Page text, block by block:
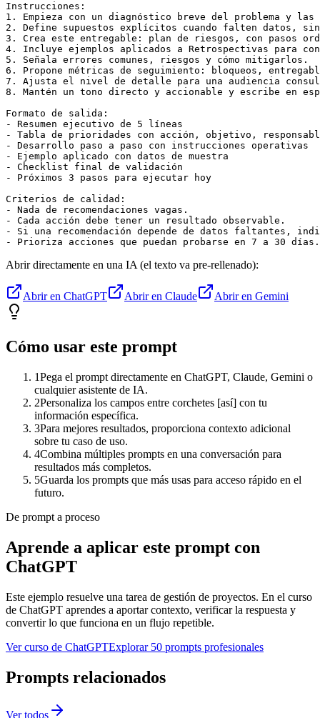
Instrucciones:
1. Empieza con un diagnóstico breve del problema y
2. Define supuestos explícitos cuando falten datos,
3. Crea este entregable: plan de riesgos, con pasos
4. Incluye ejemplos aplicados a Retrospectivas para
5. Señala errores comunes, riesgos y cómo mitigarlos.
6. Propone métricas de seguimiento: bloqueos,
7. Ajusta el nivel de detalle para una audiencia
8. Mantén un tono directo y accionable y escribe en
Formato de salida:
- Resumen ejecutivo de 5 líneas
- Tabla de prioridades con acción, objetivo,
- Desarrollo paso a paso con instrucciones operativas
- Ejemplo aplicado con datos de muestra
- Checklist final de validación
- Próximos 3 pasos para ejecutar hoy
Criterios de calidad:
- Nada de recomendaciones vagas.
- Cada acción debe tener un resultado observable.
- Si una recomendación depende de datos faltantes,
- Prioriza acciones que puedan probarse en 7 a 30 días.
Abrir directamente en una IA (el texto va pre-rellenado):
Abrir en ChatGPT Abrir en Claude Abrir en Gemini
Cómo usar este prompt
1Pega el prompt directamente en ChatGPT, Claude, Gemini o
cualquier asistente de IA.
2Personaliza los campos entre corchetes [así] con tu
información específica.
3Para mejores resultados, proporciona contexto adicional
sobre tu caso de uso.
4Combina múltiples prompts en una conversación para
resultados más completos.
5Guarda los prompts que más usas para acceso rápido en el
futuro.
De prompt a proceso
Aprende a aplicar este prompt con
ChatGPT
Este ejemplo resuelve una tarea de gestión de proyectos. En el curso
de ChatGPT aprendes a aportar contexto, verificar la respuesta y
convertir lo que funciona en un flujo repetible.
Ver curso de ChatGPTExplorar 50 prompts profesionales
Prompts relacionados
Ver todos